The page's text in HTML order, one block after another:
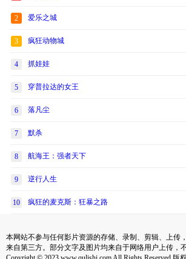
2 爱乐之城
3 疯狂动物城
4 抓娃娃
5 穿普拉达的女王
6 落凡尘
7 默杀
8 航海王：强者天下
9 逆行人生
10 疯狂的麦克斯：狂暴之路
本网站不参与任何影片资源的存储、录制、剪辑、上传
来自第三方。部分文字及图片均来自于网络用户上传，